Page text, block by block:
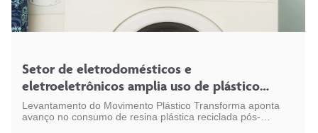
Setor de eletrodomésticos e
eletroeletrônicos amplia uso de plástico
reciclado e chega a 54 mil toneladas
Levantamento do Movimento Plástico Transforma aponta
avanço no consumo de resina plástica reciclada pós-